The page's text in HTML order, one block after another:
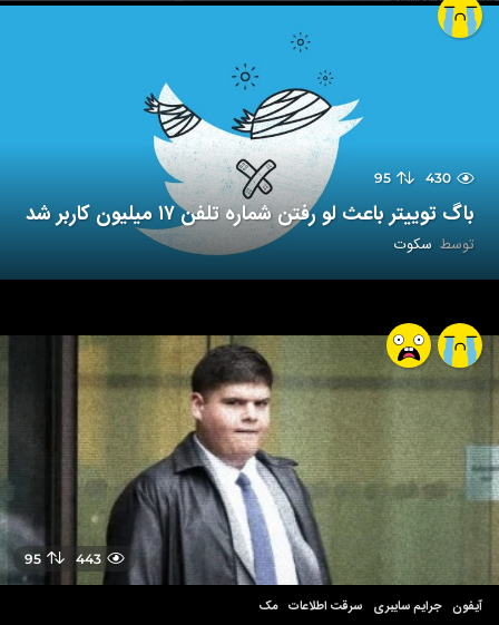
430
95
باگ توییتر باعث لو رفتن شماره تلفن ۱۷ میلیون کاربر شد
توسط سکوت
443
95
آیفون ,
جرایم سایبری ,
سرقت اطلاعات ,
مک